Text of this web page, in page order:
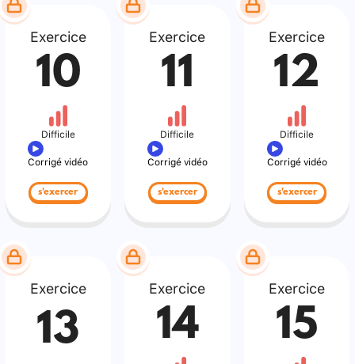
Exercice
10
Difficile
Corrigé vidéo
s'exercer
Exercice
11
Difficile
Corrigé vidéo
s'exercer
Exercice
12
Difficile
Corrigé vidéo
s'exercer
Exercice
13
Exercice
14
Exercice
15